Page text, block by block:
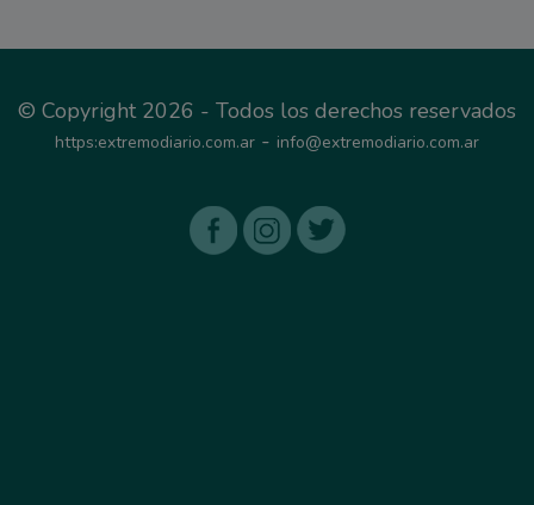
© Copyright 2026 - Todos los derechos reservados
https:extremodiario.com.ar - info@extremodiario.com.ar